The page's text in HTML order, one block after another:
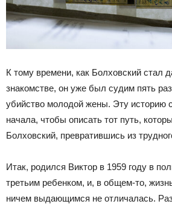
К тому времени, как Болховский стал
знакомстве, он уже был судим пять
убийство молодой жены. Эту историю
начала, чтобы описать тот путь,
Болховский, превратившись из
Итак, родился Виктор в 1959 году в
третьим ребенком, и, в общем-то,
ничем выдающимся не отличалась.